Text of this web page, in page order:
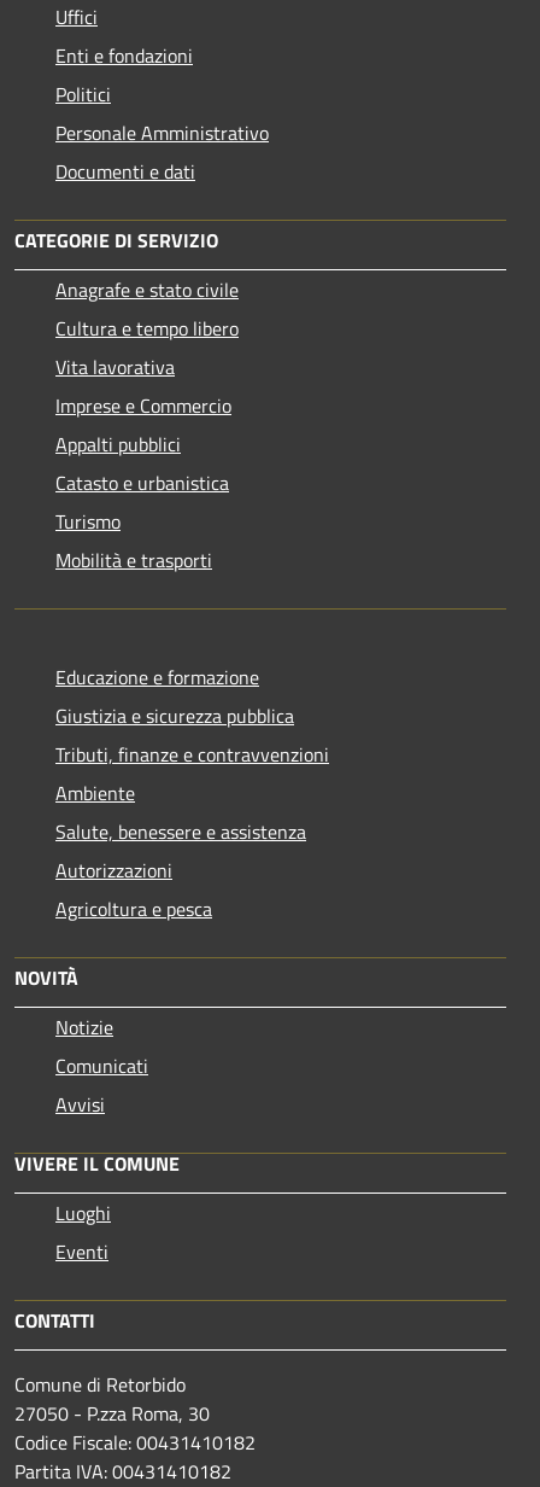
Uffici
Enti e fondazioni
Politici
Personale Amministrativo
Documenti e dati
CATEGORIE DI SERVIZIO
Anagrafe e stato civile
Cultura e tempo libero
Vita lavorativa
Imprese e Commercio
Appalti pubblici
Catasto e urbanistica
Turismo
Mobilità e trasporti
Educazione e formazione
Giustizia e sicurezza pubblica
Tributi, finanze e contravvenzioni
Ambiente
Salute, benessere e assistenza
Autorizzazioni
Agricoltura e pesca
NOVITÀ
Notizie
Comunicati
Avvisi
VIVERE IL COMUNE
Luoghi
Eventi
CONTATTI
Comune di Retorbido
27050 - P.zza Roma, 30
Codice Fiscale: 00431410182
Partita IVA: 00431410182